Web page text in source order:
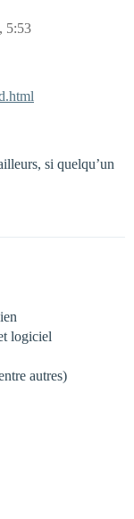
5:53
si quelqu’un
logiciel
autres)